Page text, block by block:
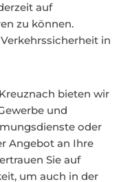
auf
zu können.
in
bieten wir
und
oder
Angebot an Ihre
Sie auf
um auch in der